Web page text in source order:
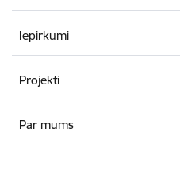
Iepirkumi
Projekti
Par mums